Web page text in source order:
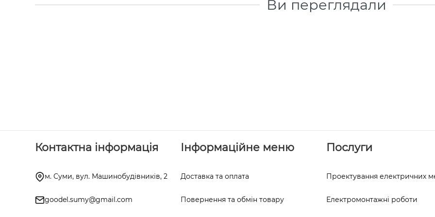
Ви переглядали
Контактна інформація
м. Суми, вул. Машинобудівників, 2
goodel.sumy@gmail.com
Інформаційне меню
Доставка та оплата
Повернення та обмін товару
Послуги
Проектування електричних
Електромонтажні роботи